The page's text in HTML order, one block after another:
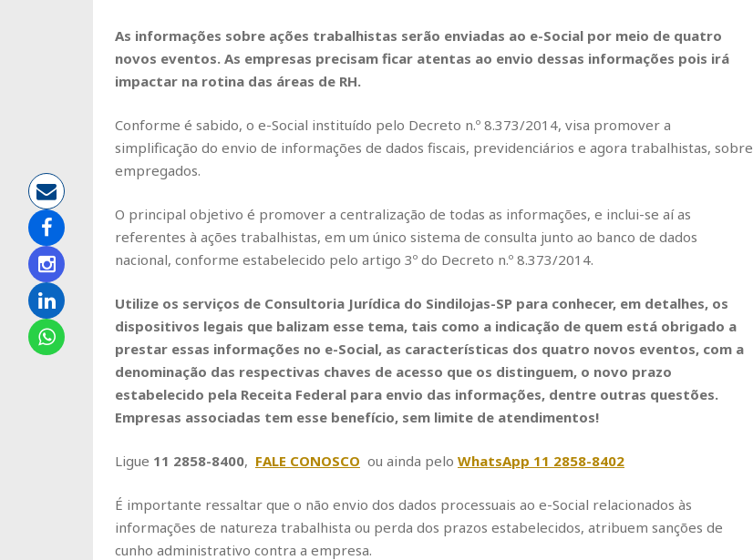
As informações sobre ações trabalhistas serão enviadas ao e-Social por meio de quatro
novos eventos. As empresas precisam ficar atentas ao envio dessas informações pois irá
impactar na rotina das áreas de RH.
Conforme é sabido, o e-Social instituído pelo Decreto n.º 8.373/2014, visa promover a
simplificação do envio de informações de dados fiscais, previdenciários e agora trabalhistas, sobre
empregados.
O principal objetivo é promover a centralização de todas as informações, e inclui-se aí as
referentes à ações trabalhistas, em um único sistema de consulta junto ao banco de dados
nacional, conforme estabelecido pelo artigo 3º do Decreto n.º 8.373/2014.
Utilize os serviços de Consultoria Jurídica do Sindilojas-SP para conhecer, em detalhes, os
dispositivos legais que balizam esse tema, tais como a indicação de quem está obrigado a
prestar essas informações no e-Social, as características dos quatro novos eventos, com a
denominação das respectivas chaves de acesso que os distinguem, o novo prazo
estabelecido pela Receita Federal para envio das informações, dentre outras questões.
Empresas associadas tem esse benefício, sem limite de atendimentos!
Ligue 11 2858-8400, FALE CONOSCO ou ainda pelo WhatsApp 11 2858-8402
É importante ressaltar que o não envio dos dados processuais ao e-Social relacionados às
informações de natureza trabalhista ou perda dos prazos estabelecidos, atribuem sanções de
cunho administrativo contra a empresa.